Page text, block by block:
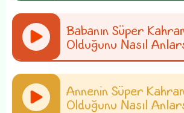
Babanın Süper
Olduğunu Nasıl
Annenin Süper
Olduğunu Nasıl